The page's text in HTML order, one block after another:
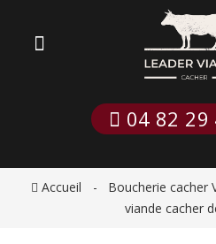
04 82 29
Accueil
Boucherie cacher
viande cacher